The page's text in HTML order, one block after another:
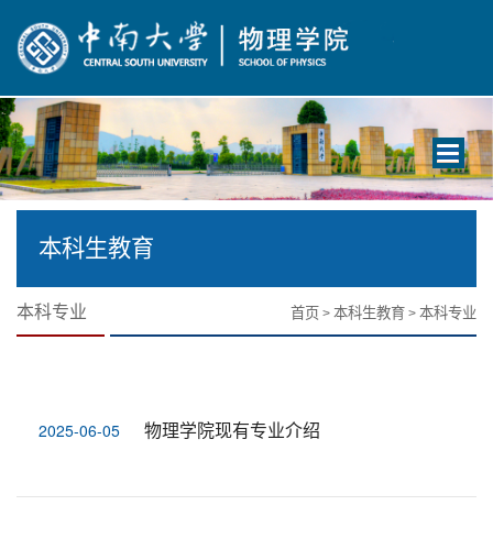
Toggle
本科生教育
本科专业 首页 > 本科生教育 > 本科专业
2025-06-05 物理学院现有专业介绍